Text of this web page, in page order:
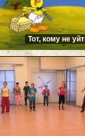
Тот, кому не